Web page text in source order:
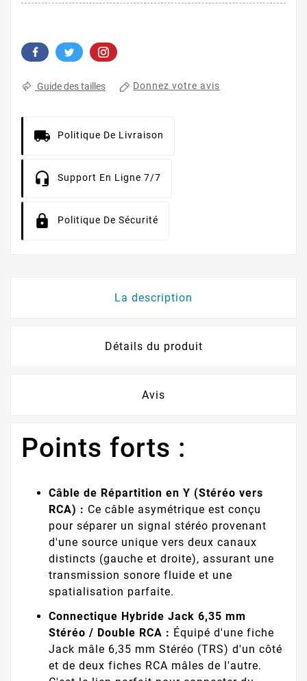
Guide des tailles Donnez votre avis
Politique De Livraison
Support En Ligne 7/7
Politique De Sécurité
La description
Détails du produit
Avis
Points forts :
Câble de Répartition en Y (Stéréo vers
RCA) : Ce câble asymétrique est conçu
pour séparer un signal stéréo provenant
d'une source unique vers deux canaux
distincts (gauche et droite), assurant une
transmission sonore fluide et une
spatialisation parfaite.
Connectique Hybride Jack 6,35 mm
Stéréo / Double RCA : Équipé d'une fiche
Jack mâle 6,35 mm Stéréo (TRS) d'un côté
et de deux fiches RCA mâles de l'autre.